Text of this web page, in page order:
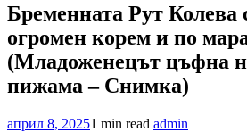
Бременната Рут Колева
огромен корем и по
(Младоженецът цъфна
пижама – Снимка)
април 8, 20251 min read admin